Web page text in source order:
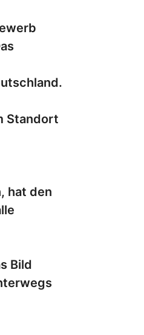
Standort
hat den
Bild